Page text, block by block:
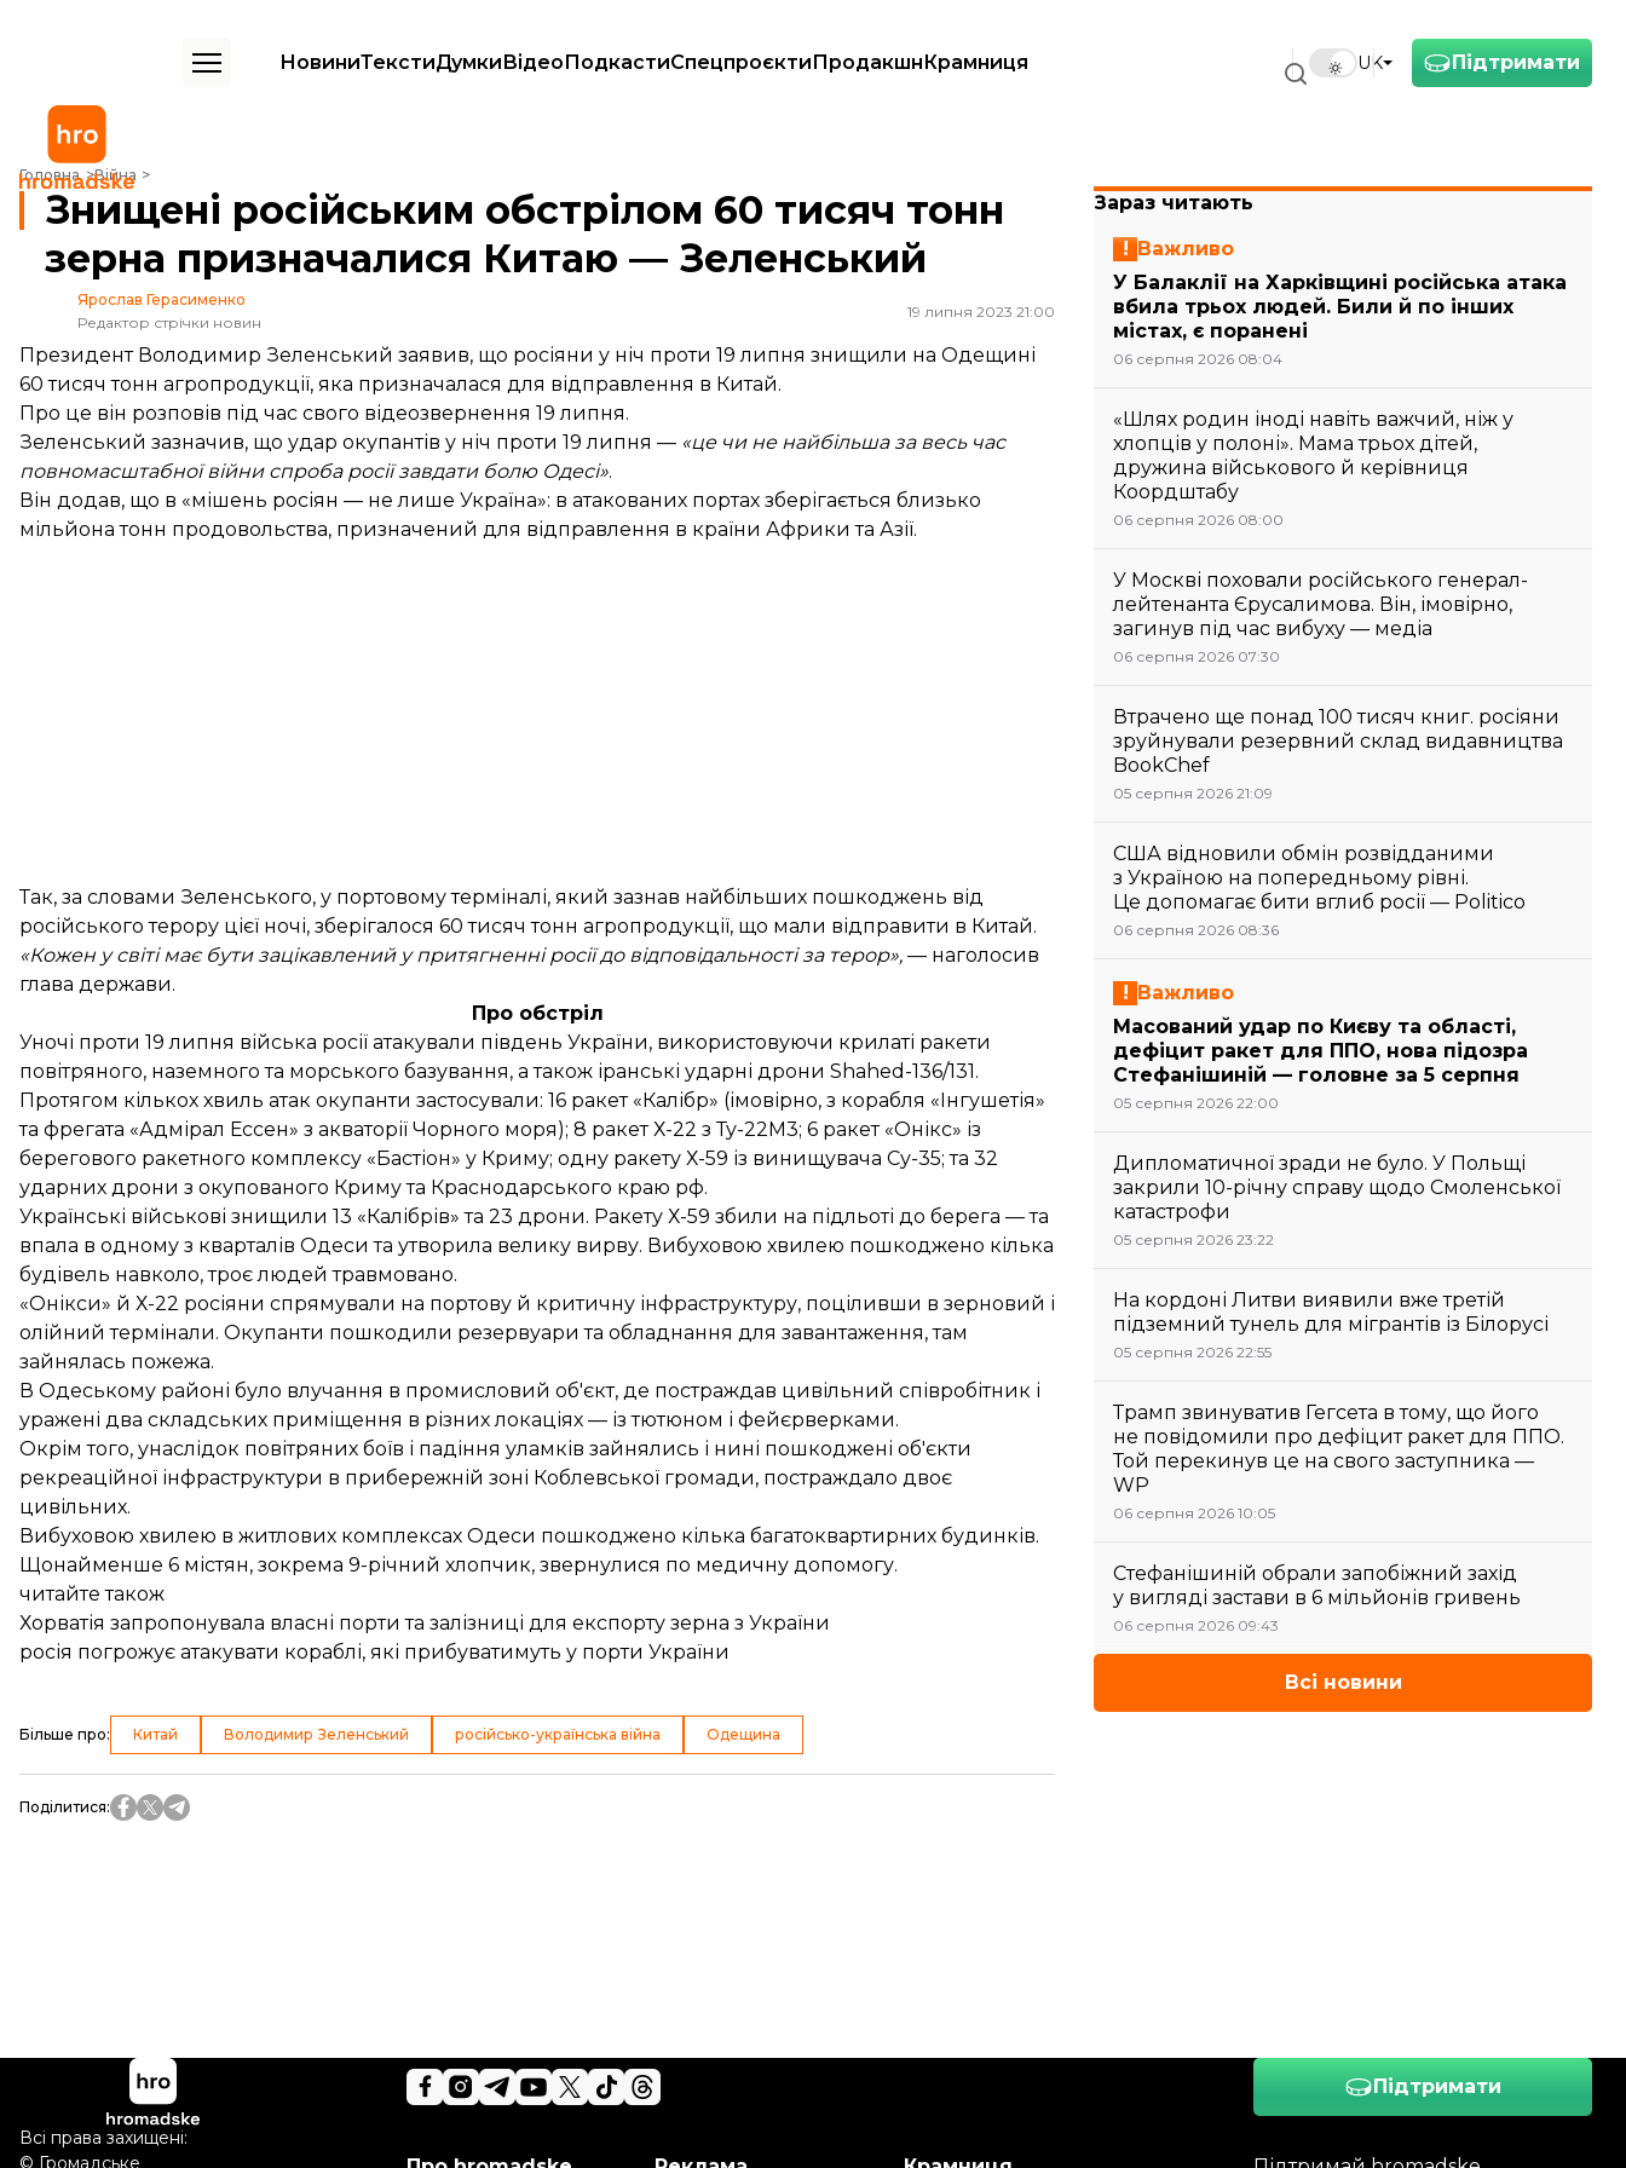
Підтримати
UK
НовиниТекстиДумкиВідеоПодкастиСпецпроєктиПродакшнКрамниця
Головна Війна
Знищені російським обстрілом 60 тисяч тонн зерна призначалися Китаю — Зеленський
Знищені російським обстрілом 60 тисяч тонн
зерна призначалися Китаю — Зеленський
Ярослав Герасименко
Редактор стрічки новин
19 липня 2023 21:00
Президент Володимир Зеленський заявив, що росіяни у ніч проти 19 липня знищили на Одещині
60 тисяч тонн агропродукції, яка призначалася для відправлення в Китай.
Про це він розповів під час свого відеозвернення 19 липня.
Зеленський зазначив, що удар окупантів у ніч проти 19 липня — «це чи не найбільша за весь час
повномасштабної війни спроба росії завдати болю Одесі».
Він додав, що в «мішень росіян — не лише Україна»: в атакованих портах зберігається близько
мільйона тонн продовольства, призначений для відправлення в країни Африки та Азії.
Так, за словами Зеленського, у портовому терміналі, який зазнав найбільших пошкоджень від
російського терору цієї ночі, зберігалося 60 тисяч тонн агропродукції, що мали відправити в Китай.
«Кожен у світі має бути зацікавлений у притягненні росії до відповідальності за терор», — наголосив
глава держави.
Про обстріл
Уночі проти 19 липня війська росії атакували південь України, використовуючи крилаті ракети
повітряного, наземного та морського базування, а також іранські ударні дрони Shahed-136/131.
Протягом кількох хвиль атак окупанти застосували: 16 ракет «Калібр» (імовірно, з корабля «Інгушетія»
та фрегата «Адмірал Ессен» з акваторії Чорного моря); 8 ракет Х-22 з Ту-22М3; 6 ракет «Онікс» із
берегового ракетного комплексу «Бастіон» у Криму; одну ракету Х-59 із винищувача Су-35; та 32
ударних дрони з окупованого Криму та Краснодарського краю рф.
Українські військові знищили 13 «Калібрів» та 23 дрони. Ракету Х-59 збили на підльоті до берега — та
впала в одному з кварталів Одеси та утворила велику вирву. Вибуховою хвилею пошкоджено кілька
будівель навколо, троє людей травмовано.
«Онікси» й Х-22 росіяни спрямували на портову й критичну інфраструктуру, поціливши в зерновий і
олійний термінали. Окупанти пошкодили резервуари та обладнання для завантаження, там
зайнялась пожежа.
В Одеському районі було влучання в промисловий об'єкт, де постраждав цивільний співробітник і
уражені два складських приміщення в різних локаціях — із тютюном і фейєрверками.
Окрім того, унаслідок повітряних боїв і падіння уламків зайнялись і нині пошкоджені об'єкти
рекреаційної інфраструктури в прибережній зоні Коблевської громади, постраждало двоє
цивільних.
Вибуховою хвилею в житлових комплексах Одеси пошкоджено кілька багатоквартирних будинків.
Щонайменше 6 містян, зокрема 9-річний хлопчик, звернулися по медичну допомогу.
читайте також
Хорватія запропонувала власні порти та залізниці для експорту зерна з України
росія погрожує атакувати кораблі, які прибуватимуть у порти України
Більше про: Китай Володимир Зеленський російсько-українська війна Одещина
Поділитися:
Зараз читають
Важливо
У Балаклії на Харківщині російська атака
вбила трьох людей. Били й по інших
містах, є поранені
06 серпня 2026 08:04
«Шлях родин іноді навіть важчий, ніж у
хлопців у полоні». Мама трьох дітей,
дружина військового й керівниця
Коордштабу
06 серпня 2026 08:00
У Москві поховали російського генерал-
лейтенанта Єрусалимова. Він, імовірно,
загинув під час вибуху — медіа
06 серпня 2026 07:30
Втрачено ще понад 100 тисяч книг. росіяни
зруйнували резервний склад видавництва
BookChef
05 серпня 2026 21:09
США відновили обмін розвідданими
з Україною на попередньому рівні.
Це допомагає бити вглиб росії — Politico
06 серпня 2026 08:36
Важливо
Масований удар по Києву та області,
дефіцит ракет для ППО, нова підозра
Стефанішиній — головне за 5 серпня
05 серпня 2026 22:00
Дипломатичної зради не було. У Польщі
закрили 10-річну справу щодо Смоленської
катастрофи
05 серпня 2026 23:22
На кордоні Литви виявили вже третій
підземний тунель для мігрантів із Білорусі
05 серпня 2026 22:55
Трамп звинуватив Гегсета в тому, що його
не повідомили про дефіцит ракет для ППО.
Той перекинув це на свого заступника —
WP
06 серпня 2026 10:05
Стефанішиній обрали запобіжний захід
у вигляді застави в 6 мільйонів гривень
06 серпня 2026 09:43
Всі новини
Підтримати
Всі права захищені: